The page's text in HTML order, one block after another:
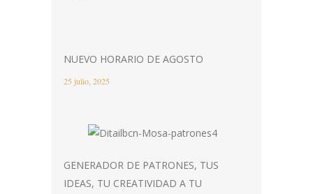
NUEVO HORARIO DE AGOSTO
25 julio, 2025
GENERADOR DE PATRONES, TUS
IDEAS, TU CREATIVIDAD A TU